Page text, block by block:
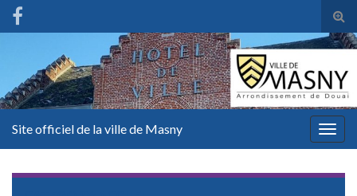
Site officiel de la ville de Masny